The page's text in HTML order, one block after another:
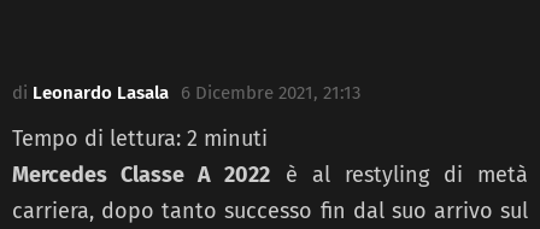
di Leonardo Lasala 6 Dicembre 2021, 21:13
Tempo di lettura: 2 minuti
Mercedes Classe A 2022 è
al restyling di metà
carriera, dopo tanto successo fin dal suo arrivo sul